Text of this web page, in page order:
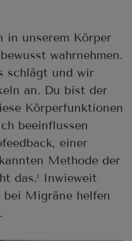
in unserem Körper
wahrnehmen.
schlägt und wir
an. Du bist der
Körperfunktionen
beeinflussen
einer
Methode der
das.1
Inwieweit
bei Migräne helfen